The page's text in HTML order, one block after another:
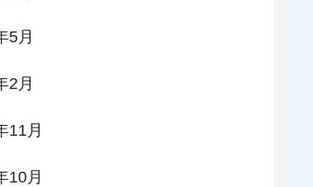
5月
2月
11月
10月